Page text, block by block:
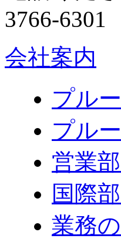
会社案内
プル
プル
営業
国際
業務